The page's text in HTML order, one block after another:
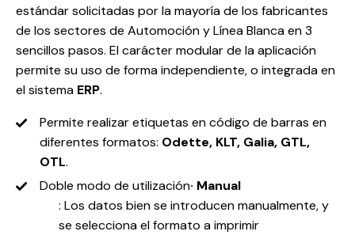
estándar solicitadas por la mayoría de los fabricantes
de los sectores de Automoción y Línea Blanca en 3
sencillos pasos. El carácter modular de la aplicación
permite su uso de forma independiente, o integrada en
el sistema ERP.
Permite realizar etiquetas en código de barras en
diferentes formatos: Odette, KLT, Galia, GTL,
OTL.
Doble modo de utilización· Manual
: Los datos bien se introducen manualmente, y
se selecciona el formato a imprimir